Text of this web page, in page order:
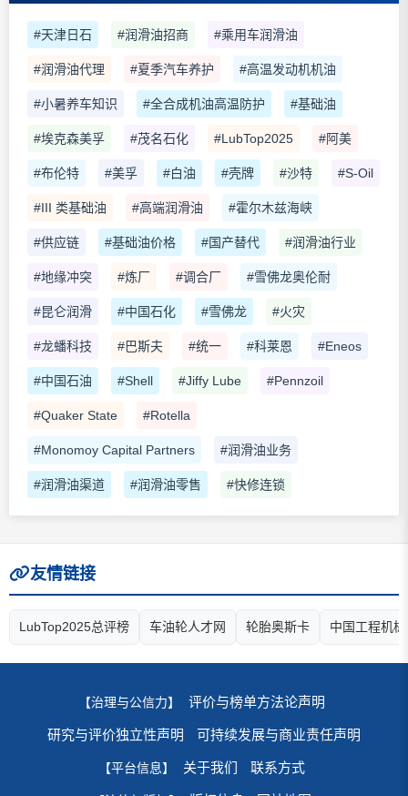
#天津日石 #润滑油招商 #乘用车润滑油
#润滑油代理 #夏季汽车养护 #高温发动机机油
#小暑养车知识 #全合成机油高温防护 #基础油
#埃克森美孚 #茂名石化 #LubTop2025 #阿美
#布伦特 #美孚 #白油 #壳牌 #沙特 #S-Oil
#III 类基础油 #高端润滑油 #霍尔木兹海峡
#供应链 #基础油价格 #国产替代 #润滑油行业
#地缘冲突 #炼厂 #调合厂 #雪佛龙奥伦耐
#昆仑润滑 #中国石化 #雪佛龙 #火灾
#龙蟠科技 #巴斯夫 #统一 #科莱恩 #Eneos
#中国石油 #Shell #Jiffy Lube #Pennzoil
#Quaker State #Rotella
#Monomoy Capital Partners #润滑油业务
#润滑油渠道 #润滑油零售 #快修连锁
友情链接
LubTop2025总评榜 车油轮人才网 轮胎奥斯卡 中国工程机
【治理与公信力】 评价与榜单方法论声明
研究与评价独立性声明 可持续发展与商业责任声明
【平台信息】 关于我们 联系方式